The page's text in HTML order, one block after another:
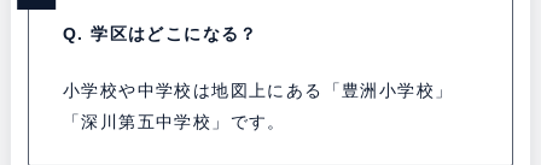
Q. 学区はどこになる？
小学校や中学校は地図上にある「豊洲小学校」
「深川第五中学校」です。